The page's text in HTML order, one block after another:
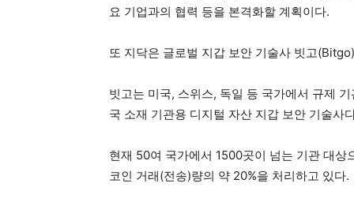
요 기업과의 협력 등을 본격화할 계획이다.
또 지닥은 글로벌 지갑 보안 기술사 빗고
빗고는 미국, 스위스, 독일 등 국가에서 규제
국 소재 기관용 디지털 자산 지갑 보안 기술사
현재 50여 국가에서 1500곳이 넘는 기관 대
코인 거래(전송)량의 약 20%을 처리하고 있다.